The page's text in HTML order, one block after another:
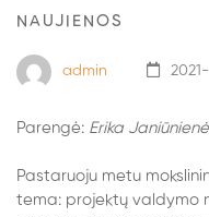
taikymo
situacija
Lietuvos
NAUJIENOS
admin
Parengė: Erika Janiūnienė
Pastaruoju metu
tema: projektų valdymo